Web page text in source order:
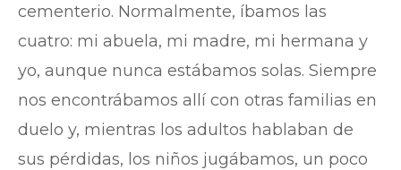
cementerio. Normalmente, íbamos las
cuatro: mi abuela, mi madre, mi hermana y
yo, aunque nunca estábamos solas. Siempre
nos encontrábamos allí con otras familias en
duelo y, mientras los adultos hablaban de
sus pérdidas, los niños jugábamos, un poco